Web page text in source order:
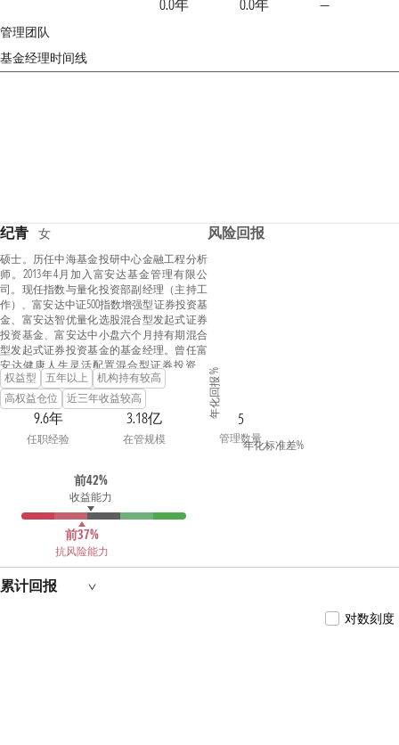
0.0年 0.0年 —
管理团队
基金经理时间线
纪青 女
硕士。历任中海基金投研中心金融工程分析
师。2013年4月加入富安达基金管理有限公
司。现任指数与量化投资部副经理（主持工
作）、富安达中证500指数增强型证券投资基
金、富安达智优量化选股混合型发起式证券
投资基金、富安达中小盘六个月持有期混合
型发起式证券投资基金的基金经理。曾任富
安达健康人生灵活配置混合型证券投资基
金、富安达长盈灵活配置混合型证券投资基
金的基金经理。2022年7月至2022年11月兼任
投资经理。
权益型 五年以上
机构持有较高
高权益仓位
近三年收益较高
9.6年
任职经验
3.18亿
在管规模
5
管理数量
前42%
收益能力
前37%
抗风险能力
风险回报
年化回报 %
年化标准差%
累计回报
对数刻度